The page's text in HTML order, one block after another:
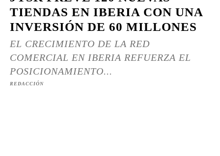
TIENDAS EN IBERIA CON UNA
INVERSIÓN DE 60 MILLONES
EL CRECIMIENTO DE LA RED
COMERCIAL EN IBERIA REFUERZA EL
POSICIONAMIENTO...
REDACCIÓN